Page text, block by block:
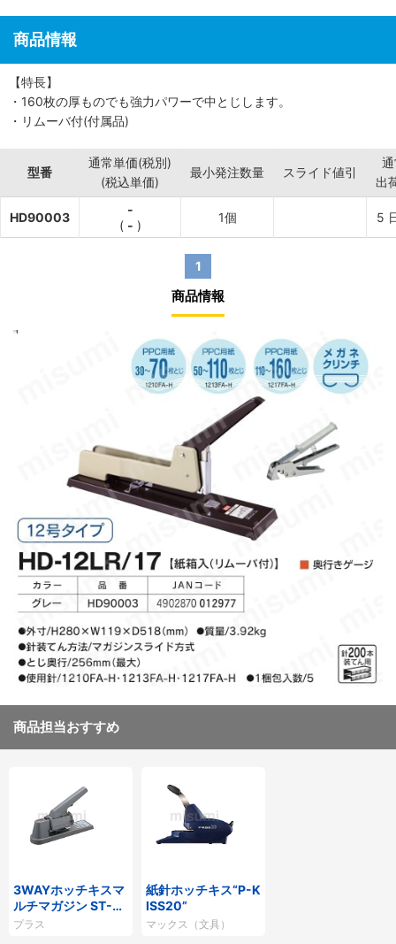
商品情報
【特長】
・160枚の厚ものでも強力パワーで中とじします。
・リムーバ付(付属品)
型番
通常単価(税別)
(税込単価)
最小発注数量 スライド値引
出
HD90003
-
( - )
1個 5
1
商品情報
商品担当おすすめ
3WAYホッチキスマ
ルチマガジン ST-0
50M
プラス
紙針ホッチキス“P-K
ISS20”
マックス（文具）